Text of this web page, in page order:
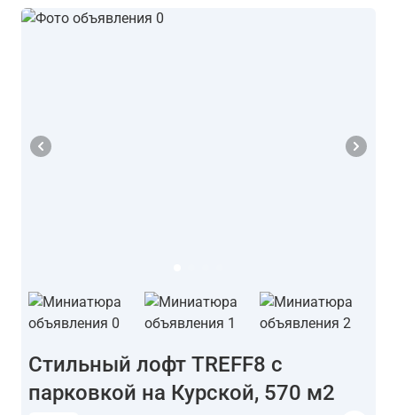
Стильный лофт TREFF8 с
парковкой на Курской, 570 м2